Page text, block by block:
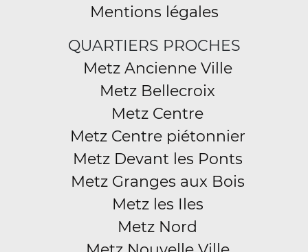
Mentions légales
QUARTIERS PROCHES
Metz Ancienne Ville
Metz Bellecroix
Metz Centre
Metz Centre piétonnier
Metz Devant les Ponts
Metz Granges aux Bois
Metz les Iles
Metz Nord